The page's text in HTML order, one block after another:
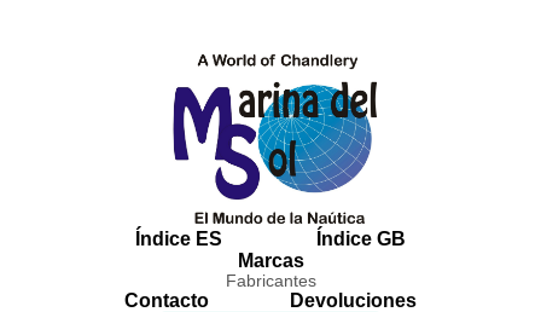
Índice ES
Índice GB
Marcas
Fabricantes
Contacto
Devoluciones